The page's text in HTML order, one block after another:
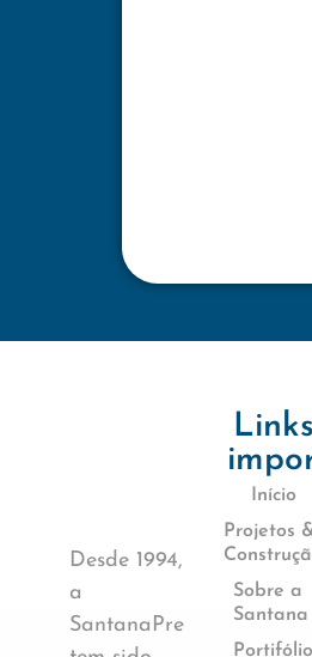
Desde 1994,
a
SantanaPre
Links
Início
Projetos
Sobre a
Santana
Portifólio